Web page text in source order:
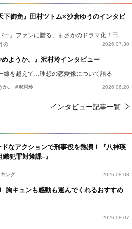
なアクションで刑事役を熱演！『八神瑛
犯罪対策課–』
ング 2026.08.08
胸キュンも感動も運んでくれるおすすめ
2026.08.07
下御免』田村ツトム×沙倉ゆうのインタビ
『侍タイムスリッパー』ファンに贈る、まさかのドラマ化！田村ツトム×沙倉ゆうのが語る『心配無用ノ介』撮影秘話
の 2026.07.30
めようか。』沢村玲インタビュー
線を越えて…理想の恋愛像について語る
。 #沢村玲 2026.06.20
インタビュー記事一覧